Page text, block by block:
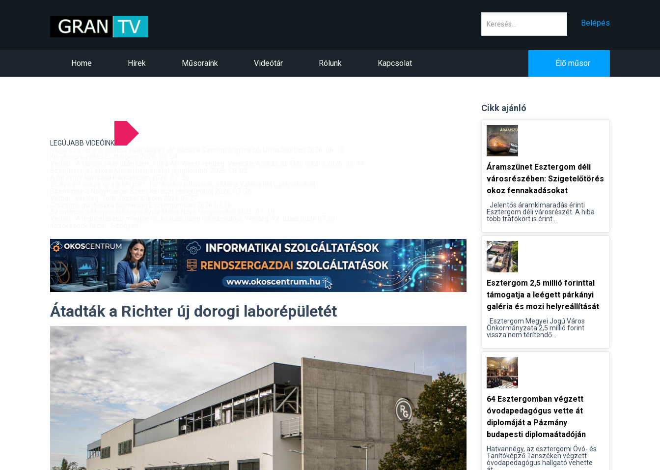
Belépés
Home Hírek Műsoraink Videótár Rólunk Kapcsolat Élő műsor
LEGÚJABB VIDEÓINK
Átadták a Richter új dorogi laborépületét
Cikk ajánló
Áramszünet Esztergom déli
városrészében: Szigetelőtörés
okoz fennakadásokat
Jelentős áramkimaradás érinti
Esztergom déli városrészét. A hiba
több trafókört is érint...
Esztergom 2,5 millió forinttal
támogatja a leégett párkányi
galéria és mozi helyreállítását
Esztergom Megyei Jogú Város
Önkormányzata 2,5 millió forint
vissza nem térítendő...
64 Esztergomban végzett
óvodapedagógus vette át
diplomáját a Pázmány
budapesti diplomaátadóján
Hatvannégy, az esztergomi Óvó- és
Tanítóképző Tanszéken végzett
óvodapedagógus hallgató vehette